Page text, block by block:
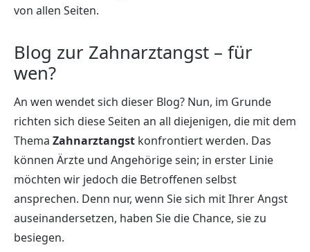
von allen Seiten.
Blog zur Zahnarztangst – für
wen?
An wen wendet sich dieser Blog? Nun, im Grunde
richten sich diese Seiten an all diejenigen, die mit dem
Thema Zahnarztangst konfrontiert werden. Das
können Ärzte und Angehörige sein; in erster Linie
möchten wir jedoch die Betroffenen selbst
ansprechen. Denn nur, wenn Sie sich mit Ihrer Angst
auseinandersetzen, haben Sie die Chance, sie zu
besiegen.